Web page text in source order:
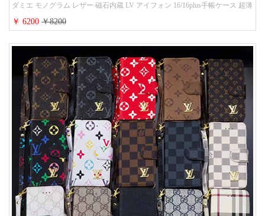
ダミエ モノグラム レザー 磁石内蔵 LV アイフォン 16/16plus手帳ケース 超薄
ビジネス風 メンズ レディース おしゃれ ブランドiphone15/14/13手帳型スマ
ホケース お 揃い
￥ 6200￥8200